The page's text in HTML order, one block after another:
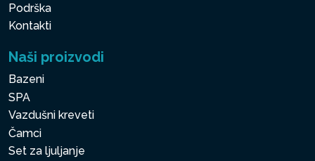
Podrška
Kontakti
Naši proizvodi
Bazeni
SPA
Vazdušni kreveti
Čamci
Set za ljuljanje